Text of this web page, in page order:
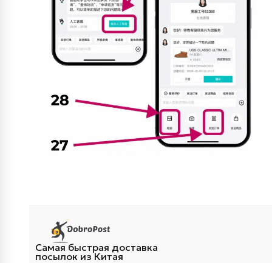
Самая быстрая доставка
посылок из Китая